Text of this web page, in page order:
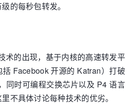
的每秒包转发。
术的出现，基于内核的高速转发平
Facebook 开源的 Katran）打破
同时可编程交换芯片以及 P4 语言
不具体讨论每种技术的优劣。